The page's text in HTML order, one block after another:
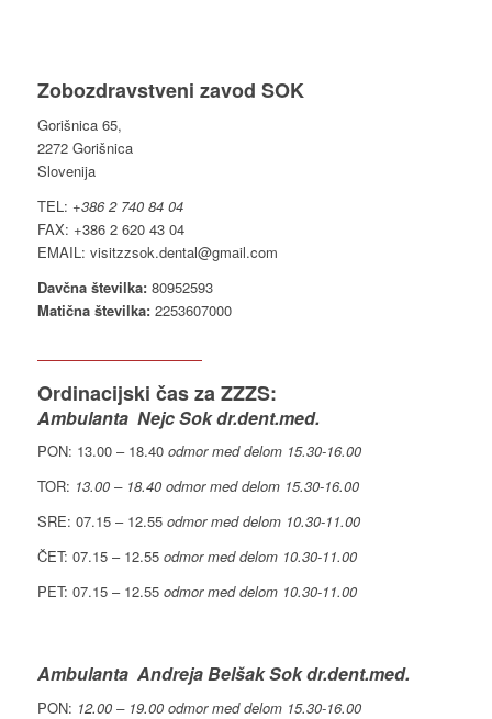
Zobozdravstveni zavod SOK
Gorišnica 65,
2272 Gorišnica
Slovenija
TEL: +386 2 740 84 04
FAX: +386 2 620 43 04
EMAIL: visitzzsok.dental@gmail.com
Davčna številka:80952593
Matična številka:2253607000
Ordinacijski čas za ZZZS:
Ambulanta Nejc Sok dr.dent.med.
PON: 13.00 – 18.40 odmor med delom 15.30-16.00
TOR: 13.00 – 18.40 odmor med delom 15.30-16.00
SRE: 07.15 – 12.55 odmor med delom 10.30-11.00
ČET: 07.15 – 12.55 odmor med delom 10.30-11.00
PET: 07.15 – 12.55 odmor med delom 10.30-11.00
Ambulanta Andreja Belšak Sok dr.dent.med.
PON: 12.00 – 19.00 odmor med delom 15.30-16.00